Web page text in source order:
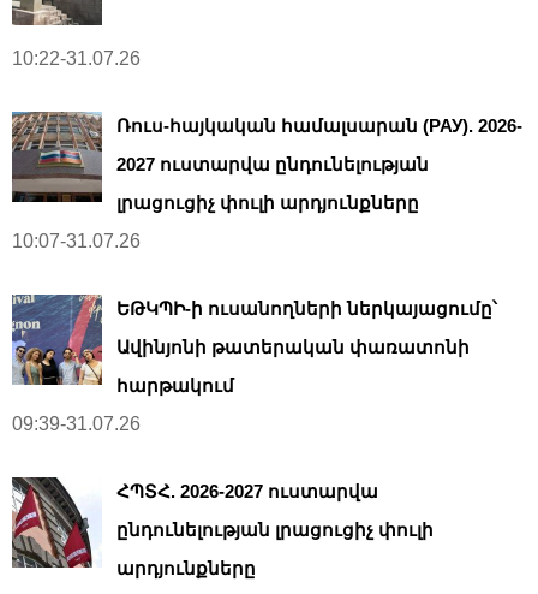
10:22-31.07.26
Ռուս-հայկական համալսարան (РАУ). 2026-
2027 ուստարվա ընդունելության
լրացուցիչ փուլի արդյունքները
10:07-31.07.26
ԵԹԿՊԻ-ի ուսանողների ներկայացումը՝
Ավինյոնի թատերական փառատոնի
հարթակում
09:39-31.07.26
ՀՊՏՀ. 2026-2027 ուստարվա
ընդունելության լրացուցիչ փուլի
արդյունքները